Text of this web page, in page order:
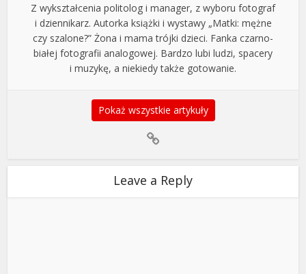
Z wykształcenia politolog i manager, z wyboru fotograf
i dziennikarz. Autorka książki i wystawy „Matki: mężne
czy szalone?” Żona i mama trójki dzieci. Fanka czarno-
białej fotografii analogowej. Bardzo lubi ludzi, spacery
i muzykę, a niekiedy także gotowanie.
Pokaż wszystkie artykuły
Leave a Reply